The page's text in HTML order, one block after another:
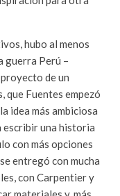
hubo al menos
guerra Perú –
de un
que Fuentes empezó
idea más ambiciosa
escribir una historia
con más opciones
entregó con mucha
con Carpentier y